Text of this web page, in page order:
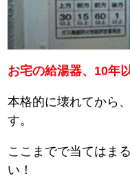
お宅の給湯器、10年
本格的に壊れてから
す。
ここまでで当てはま
い！